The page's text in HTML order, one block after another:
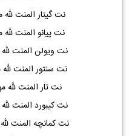
نت گیتار المنت
نت پیانو المنت
نت ویولن المنت
نت سنتور المنت
نت تار المنت
نت کیبورد المنت
نت کمانچه المنت